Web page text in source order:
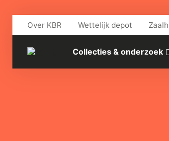
Over KBR Wettelijk depot
Collecties & onderzoek